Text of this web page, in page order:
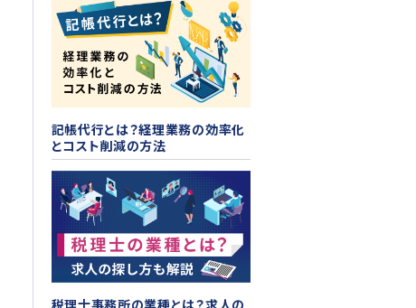
記帳代行とは？経理業務の効率化
とコスト削減の方法